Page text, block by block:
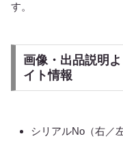
す。
画像・出品説明
イト情報
シリアルNo（右／